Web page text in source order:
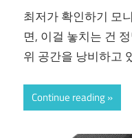
최저가 확인하기 모
면, 이걸 놓치는 건
위 공간을 낭비하고
Continue reading